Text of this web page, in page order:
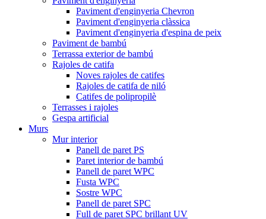
Paviment d'enginyeria Chevron
Paviment d'enginyeria clàssica
Paviment d'enginyeria d'espina de peix
Paviment de bambú
Terrassa exterior de bambú
Rajoles de catifa
Noves rajoles de catifes
Rajoles de catifa de niló
Catifes de polipropilè
Terrasses i rajoles
Gespa artificial
Murs
Mur interior
Panell de paret PS
Paret interior de bambú
Panell de paret WPC
Fusta WPC
Sostre WPC
Panell de paret SPC
Full de paret SPC brillant UV